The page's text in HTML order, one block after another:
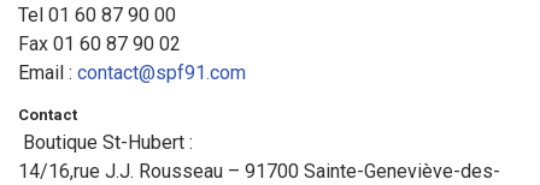
Tel 01 60 87 90 00
Fax 01 60 87 90 02
Email : contact@spf91.com
Contact
Boutique St-Hubert :
14/16,rue J.J. Rousseau – 91700 Sainte-Geneviève-des-